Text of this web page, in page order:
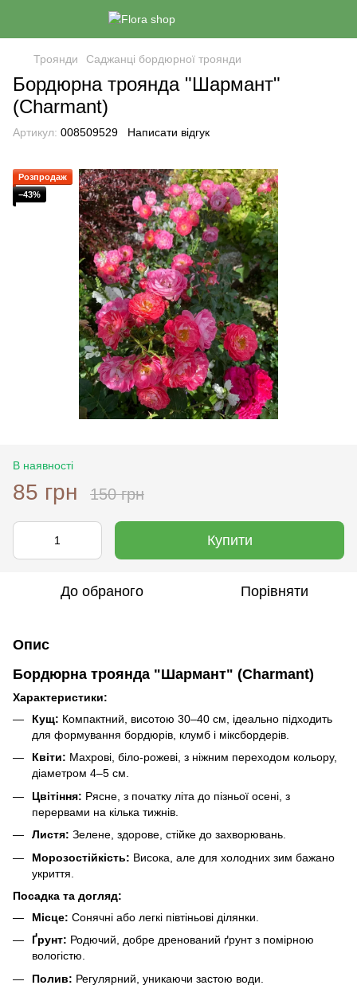
Троянди Саджанці бордюрної троянди
Бордюрна троянда "Шармант"
(Charmant)
Артикул: 008509529 Написати відгук
Розпродаж
−43%
В наявності
85 грн 150 грн
Купити
До обраного Порівняти
Опис
Бордюрна троянда "Шармант" (Charmant)
Характеристики:
Кущ: Компактний, висотою 30–40 см, ідеально підходить
для формування бордюрів, клумб і міксбордерів.
Квіти: Махрові, біло-рожеві, з ніжним переходом кольору,
діаметром 4–5 см.
Цвітіння: Рясне, з початку літа до пізньої осені, з
перервами на кілька тижнів.
Листя: Зелене, здорове, стійке до захворювань.
Морозостійкість: Висока, але для холодних зим бажано
укриття.
Посадка та догляд:
Місце: Сонячні або легкі півтіньові ділянки.
Ґрунт: Родючий, добре дренований ґрунт з помірною
вологістю.
Полив: Регулярний, уникаючи застою води.